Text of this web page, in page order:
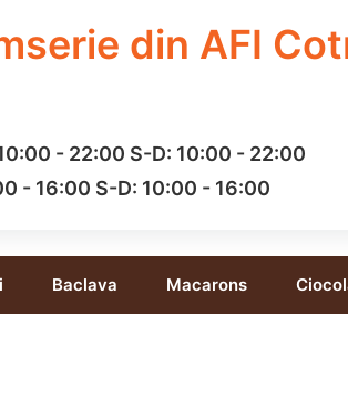
din AFI
- 22:00 S-D: 10:00 - 22:00
- 16:00 S-D: 10:00 - 16:00
Baclava Macarons